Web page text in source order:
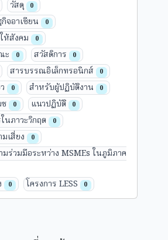
วัสดุ 0
จอาเซียน 0
ห้สังคม 0
ะ 0 สวัสดิการ 0
สารบรรณอิเล็กทรอนิกส์ 0
0 สำหรับผู้ปฏิบัติงาน 0
0 แนวปฏิบัติ 0
นภาวะวิกฤต 0
เสี่ยง 0
ร่วมมือระหว่าง MSMEs ในภูมิภาค
0 โครงการ LESS 0